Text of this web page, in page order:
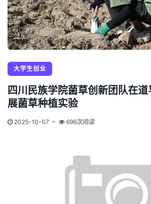
大学生创业
四川民族学院菌草创新团队在
展菌草种植实验
2025-10-07 696次阅读